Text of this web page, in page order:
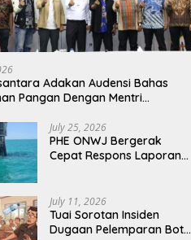
Adakan Audensi Bahas
Pangan Dengan Mentri
July 25, 2026
PHE ONWJ Bergerak
Cepat Respons Laporan
July 11, 2026
Tuai Sorotan Insiden
Dugaan Pelemparan Botol